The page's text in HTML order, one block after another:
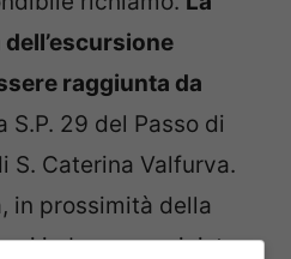
raggiunta da
S.P. 29 del Passo di
S. Caterina Valfurva.
in prossimità della
si imbocca, a sinistra,